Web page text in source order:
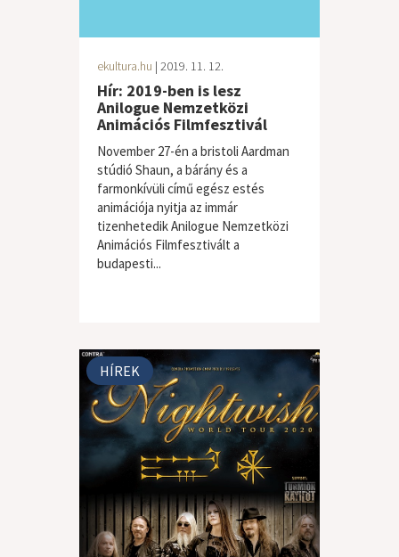
ekultura.hu | 2019. 11. 12.
Hír: 2019-ben is lesz
Anilogue Nemzetközi
Animációs Filmfesztivál
November 27-én a bristoli Aardman
stúdió Shaun, a bárány és a
farmonkívüli című egész estés
animációja nyitja az immár
tizenhetedik Anilogue Nemzetközi
Animációs Filmfesztivált a
budapesti...
HÍREK